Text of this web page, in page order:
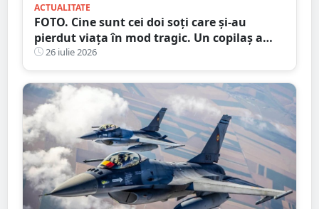
ACTUALITATE
FOTO. Cine sunt cei doi soți care și-au
pierdut viața în mod tragic. Un copilaș a
rămas orfan. Au căzut de pe motocicletă, în
județul vecin
26 iulie 2026